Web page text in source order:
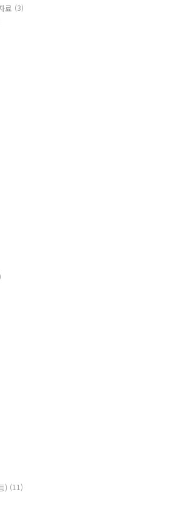
료 (3)
) (11)